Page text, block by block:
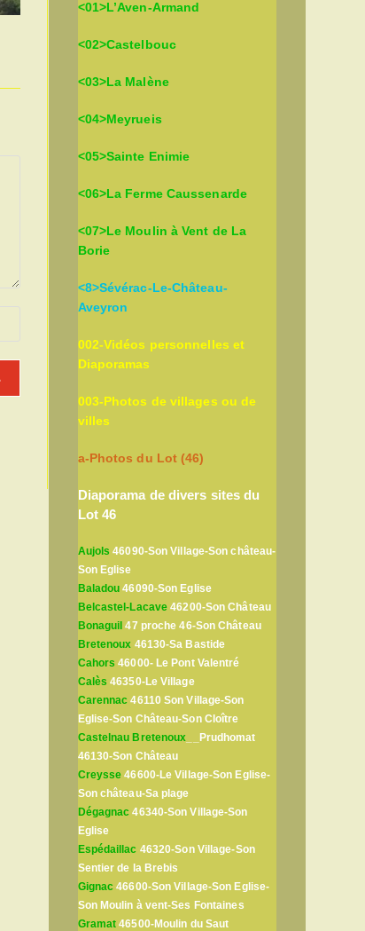
<01>L’Aven-Armand
<02>Castelbouc
<03>La Malène
<04>Meyrueis
<05>Sainte Enimie
<06>La Ferme Caussenarde
<07>Le Moulin à Vent de La
Borie
<8>Sévérac-Le-Château-
Aveyron
002-Vidéos personnelles et
Diaporamas
003-Photos de villages ou de
villes
a-Photos du Lot (46)
Diaporama de divers sites du
Lot 46
Aujols 46090-Son Village-Son château-
Son Eglise
Baladou 46090-Son Eglise
Belcastel-Lacave 46200-Son Château
Bonaguil 47 proche 46-Son Château
Bretenoux 46130-Sa Bastide
Cahors 46000- Le Pont Valentré
Calès 46350-Le Village
Carennac 46110 Son Village-Son
Eglise-Son Château-Son Cloître
Castelnau Bretenoux __Prudhomat
46130-Son Château
Creysse 46600-Le Village-Son Eglise-
Son château-Sa plage
Dégagnac 46340-Son Village-Son
Eglise
Espédaillac 46320-Son Village-Son
Sentier de la Brebis
Gignac 46600-Son Village-Son Eglise-
Son Moulin à vent-Ses Fontaines
Gramat 46500-Moulin du Saut